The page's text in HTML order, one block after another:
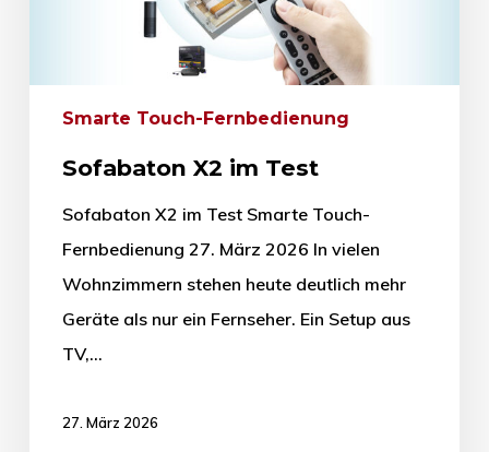
Smarte Touch-Fernbedienung
Sofabaton X2 im Test
Sofabaton X2 im Test Smarte Touch-
Fernbedienung 27. März 2026 In vielen
Wohnzimmern stehen heute deutlich mehr
Geräte als nur ein Fernseher. Ein Setup aus
TV,…
27. März 2026